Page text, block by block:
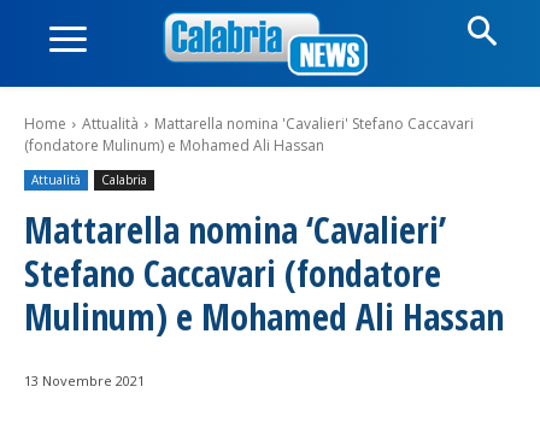
Home Attualità
Mattarella nomina 'Cavalieri' Stefano Caccavari
(fondatore Mulinum) e Mohamed Ali Hassan
Attualità Calabria
Mattarella nomina ‘Cavalieri’
Stefano Caccavari (fondatore
Mulinum) e Mohamed Ali Hassan
13 Novembre 2021